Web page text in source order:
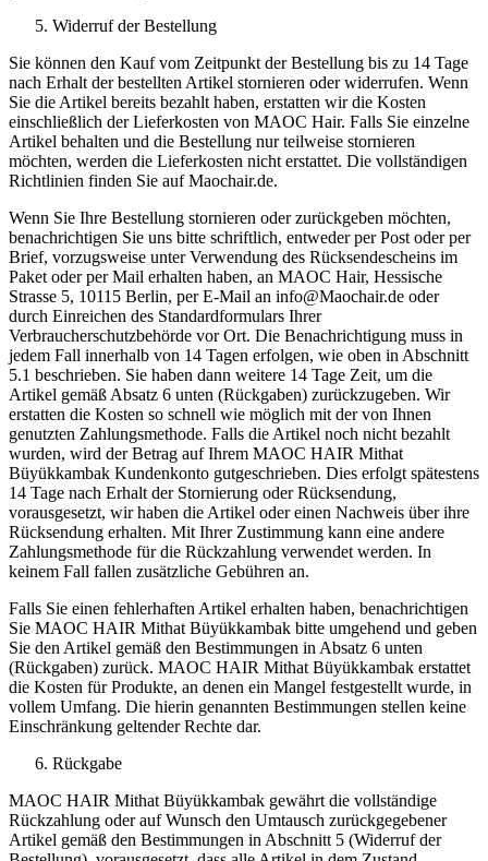
Widerruf der Bestellung
Sie können den Kauf vom Zeitpunkt der Bestellung bis zu 14 Tage
nach Erhalt der bestellten Artikel stornieren oder widerrufen. Wenn
Sie die Artikel bereits bezahlt haben, erstatten wir die Kosten
einschließlich der Lieferkosten von MAOC Hair. Falls Sie einzelne
Artikel behalten und die Bestellung nur teilweise stornieren
möchten, werden die Lieferkosten nicht erstattet. Die vollständigen
Richtlinien finden Sie auf Maochair.de.
Wenn Sie Ihre Bestellung stornieren oder zurückgeben möchten,
benachrichtigen Sie uns bitte schriftlich, entweder per Post oder per
Brief, vorzugsweise unter Verwendung des Rücksendescheins im
Paket oder per Mail erhalten haben, an MAOC Hair, Hessische
Strasse 5, 10115 Berlin, per E-Mail an info@Maochair.de oder
durch Einreichen des Standardformulars Ihrer
Verbraucherschutzbehörde vor Ort. Die Benachrichtigung muss in
jedem Fall innerhalb von 14 Tagen erfolgen, wie oben in Abschnitt
5.1 beschrieben. Sie haben dann weitere 14 Tage Zeit, um die
Artikel gemäß Absatz 6 unten (Rückgaben) zurückzugeben. Wir
erstatten die Kosten so schnell wie möglich mit der von Ihnen
genutzten Zahlungsmethode. Falls die Artikel noch nicht bezahlt
wurden, wird der Betrag auf Ihrem MAOC HAIR Mithat
Büyükkambak Kundenkonto gutgeschrieben. Dies erfolgt spätestens
14 Tage nach Erhalt der Stornierung oder Rücksendung,
vorausgesetzt, wir haben die Artikel oder einen Nachweis über ihre
Rücksendung erhalten. Mit Ihrer Zustimmung kann eine andere
Zahlungsmethode für die Rückzahlung verwendet werden. In
keinem Fall fallen zusätzliche Gebühren an.
Falls Sie einen fehlerhaften Artikel erhalten haben, benachrichtigen
Sie MAOC HAIR Mithat Büyükkambak bitte umgehend und geben
Sie den Artikel gemäß den Bestimmungen in Absatz 6 unten
(Rückgaben) zurück. MAOC HAIR Mithat Büyükkambak erstattet
die Kosten für Produkte, an denen ein Mangel festgestellt wurde, in
vollem Umfang. Die hierin genannten Bestimmungen stellen keine
Einschränkung geltender Rechte dar.
Rückgabe
MAOC HAIR Mithat Büyükkambak gewährt die vollständige
Rückzahlung oder auf Wunsch den Umtausch zurückgegebener
Artikel gemäß den Bestimmungen in Abschnitt 5 (Widerruf der